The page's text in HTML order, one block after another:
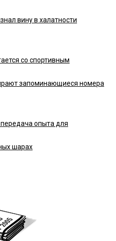
вину в халатности
со спортивным
запоминающиеся номера
опыта для
шарах